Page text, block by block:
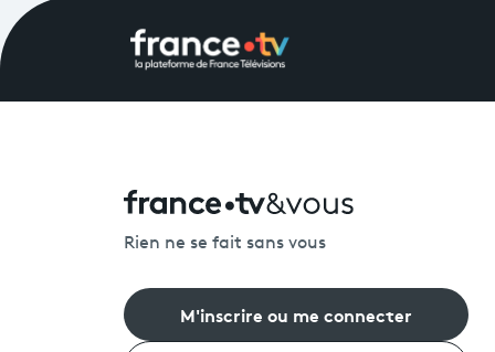
Rien ne se fait sans vous
M'inscrire ou me connecter